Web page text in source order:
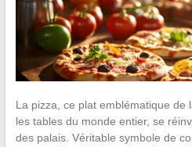
La pizza, ce plat emblématique de
les tables du monde entier, se
des palais. Véritable symbole de